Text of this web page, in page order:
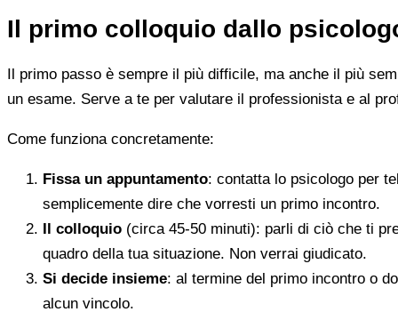
Il primo colloquio dallo
Il primo passo è sempre il più difficile, ma anche il più
un esame. Serve a te per valutare il professionista e al
Come funziona concretamente:
Fissa un appuntamento: contatta lo psicologo per
semplicemente dire che vorresti un primo incontro.
Il colloquio (circa 45-50 minuti): parli di ciò che ti
quadro della tua situazione. Non verrai giudicato.
Si decide insieme: al termine del primo incontro o
alcun vincolo.